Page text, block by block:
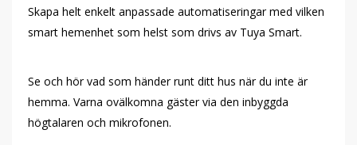
Skapa helt enkelt anpassade automatiseringar med vilken
smart hemenhet som helst som drivs av Tuya Smart.
Se och hör vad som händer runt ditt hus när du inte är
hemma. Varna ovälkomna gäster via den inbyggda
högtalaren och mikrofonen.